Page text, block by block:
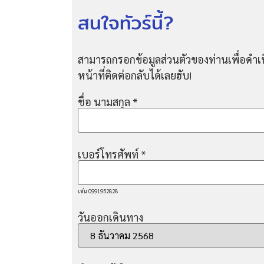
สนใจทัวร์นี้?
สามารถกรอกข้อมูลส่วนตัวของท่านเพื่อดำเ
หน้าที่ติดต่อกลับได้เลยฮับ!
ชื่อ นามสกุล *
เบอร์โทรศัพท์ *
เช่น 0991952828
วันออกเดินทาง